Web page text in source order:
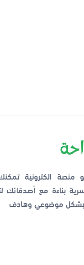
منصة الكترونية
بناءة مع
موضوعي وهادف